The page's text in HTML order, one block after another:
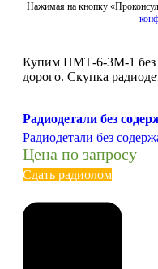
Нажимая на кнопку
Купим ПМТ-6-3М-1 без
дорого. Скупка
Радиодетали без
Радиодетали без
Цена по запросу
Сдать радиолом